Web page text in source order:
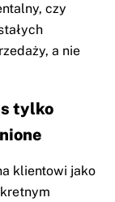
czy
a nie
tylko
klientowi jako